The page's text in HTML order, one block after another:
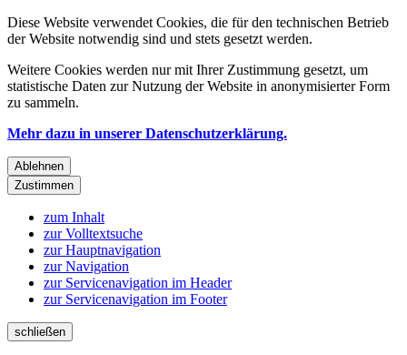
Diese Website verwendet Cookies, die für den technischen Betrieb
der Website notwendig sind und stets gesetzt werden.
Weitere Cookies werden nur mit Ihrer Zustimmung gesetzt, um
statistische Daten zur Nutzung der Website in anonymisierter Form
zu sammeln.
Mehr dazu in unserer Datenschutzerklärung.
Ablehnen
Zustimmen
zum Inhalt
zur Volltextsuche
zur Hauptnavigation
zur Navigation
zur Servicenavigation im Header
zur Servicenavigation im Footer
schließen